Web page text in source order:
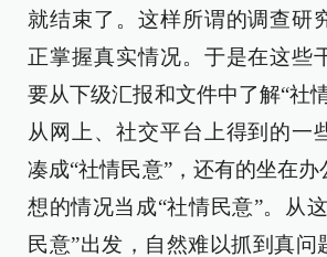
就结束了。这样所谓的调查研
正掌握真实情况。于是在这些
要从下级汇报和文件中了解“社
从网上、社交平台上得到的一
凑成“社情民意”，还有的坐在
想的情况当成“社情民意”。从
民意”出发，自然难以抓到真问